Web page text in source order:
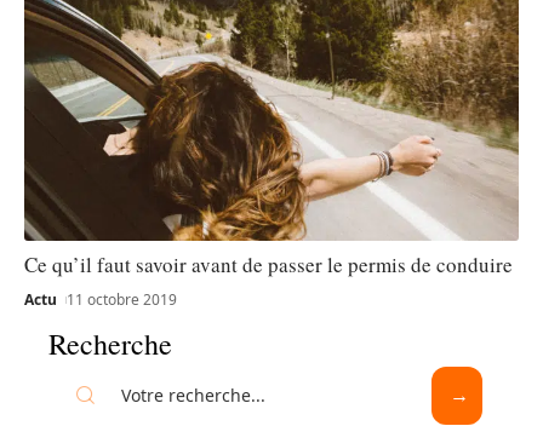
Ce qu’il faut savoir avant de passer le permis de conduire
Actu 11 octobre 2019
Recherche